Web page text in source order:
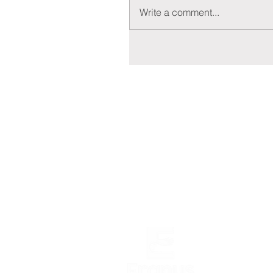
Write a comment...